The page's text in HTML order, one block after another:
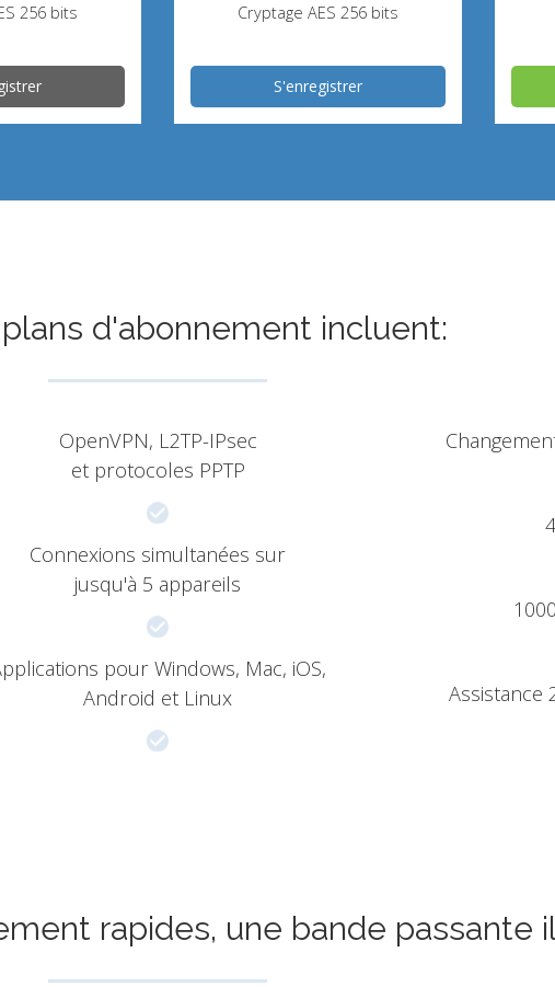
256 bits
Cryptage AES 256 bits
S'enregistrer
d'abonnement incluent:
OpenVPN, L2TP-IPsec
et protocoles PPTP
Connexions simultanées sur
jusqu'à 5 appareils
pour Windows, Mac, iOS,
Android et Linux
Assistance
rapides, une bande passante